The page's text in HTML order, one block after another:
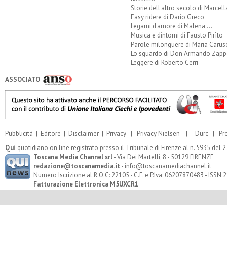
Storie dell'altro secolo di
Easy ridere di Dario Greco
Legami d'amore di Malena ...
Musica e dintorni di Fausto Pirìto
Parole milonguere di Maria
Lo sguardo di Don Armando
Leggere di Roberto Cerri
ASSOCIATO
Pubblicità | Editore | Disclaimer | Privacy | Privacy Nielsen | Durc |
Qui quotidiano on line registrato presso il Tribunale di Firenze al n. 5935 del
Toscana Media Channel srl- Via Dei Martelli, 8 - 50129 FIRENZE
redazione@toscanamedia.it - info@toscanamediachannel.it
Numero Iscrizione al R.O.C: 22105 - C.F. e P.Iva: 06207870483 - ISSN
Fatturazione Elettronica M5UXCR1